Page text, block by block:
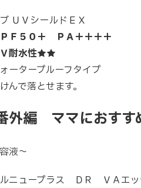
ＵＶシールドＥＸ
Ｆ５０＋ ＰＡ＋＋＋＋
耐水性★★
ータープルーフタイプ
んで落とせます。
外編 ママにおすす
液〜
ルニュープラス ＤＲ ＶＡエッ